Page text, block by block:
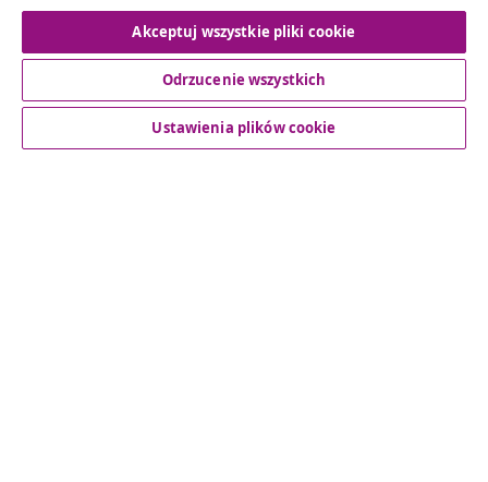
Odstąpienie od umowy
Obsługa Klienta
Akceptuj wszystkie pliki cookie
Odrzucenie wszystkich
Ustawienia plików cookie